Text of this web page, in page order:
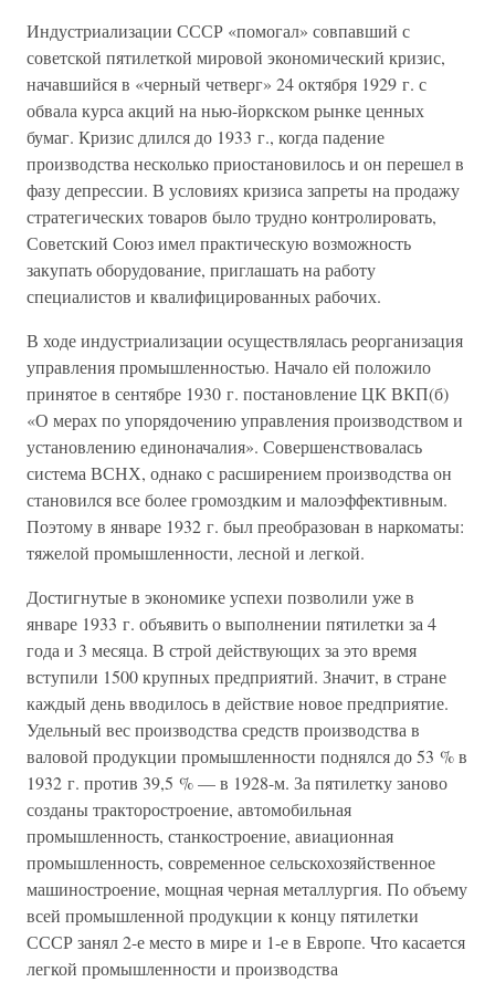
Индустриализации СССР «помогал» совпавший с
советской пятилеткой мировой экономический кризис,
начавшийся в «черный четверг» 24 октября 1929 г. с
обвала курса акций на нью-йоркском рынке ценных
бумаг. Кризис длился до 1933 г., когда падение
производства несколько приостановилось и он перешел в
фазу депрессии. В условиях кризиса запреты на продажу
стратегических товаров было трудно контролировать,
Советский Союз имел практическую возможность
закупать оборудование, приглашать на работу
специалистов и квалифицированных рабочих.
В ходе индустриализации осуществлялась реорганизация
управления промышленностью. Начало ей положило
принятое в сентябре 1930 г. постановление ЦК ВКП(б)
«О мерах по упорядочению управления производством и
установлению единоначалия». Совершенствовалась
система ВСНХ, однако с расширением производства он
становился все более громоздким и малоэффективным.
Поэтому в январе 1932 г. был преобразован в наркоматы:
тяжелой промышленности, лесной и легкой.
Достигнутые в экономике успехи позволили уже в
январе 1933 г. объявить о выполнении пятилетки за 4
года и 3 месяца. В строй действующих за это время
вступили 1500 крупных предприятий. Значит, в стране
каждый день вводилось в действие новое предприятие.
Удельный вес производства средств производства в
валовой продукции промышленности поднялся до 53 % в
1932 г. против 39,5 % — в 1928-м. За пятилетку заново
созданы тракторостроение, автомобильная
промышленность, станкостроение, авиационная
промышленность, современное сельскохозяйственное
машиностроение, мощная черная металлургия. По объему
всей промышленной продукции к концу пятилетки
СССР занял 2-е место в мире и 1-е в Европе. Что касается
легкой промышленности и производства